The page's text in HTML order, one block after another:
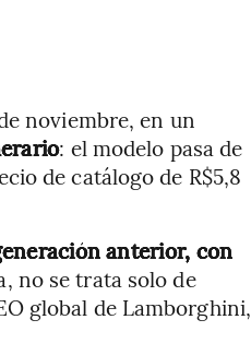
noviembre, en un
: el modelo pasa de
de catálogo de R$5,8
anterior, con
no se trata solo de
global de Lamborghini,